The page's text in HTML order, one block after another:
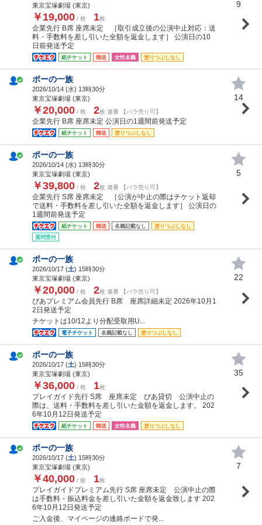
東京宝塚劇場 (東京)
￥19,000 / 枚 1枚
企業先行 B席 座席未定 ［取引成立後の公演中止対応：送
料・手数料を差し引いた全額を返金します］ 公演日の10
日前発送予定
紙チケット 郵送 女性名義 塗りつぶしなし
9
ポーの一族
2026/10/14 (水) 13時30分
東京宝塚劇場 (東京)
￥20,000 / 枚 2枚 連番 【バラ売り可】
企業先行 B席 座席未定 公演日の1週間前発送予定
紙チケット 郵送 塗りつぶしなし
14
ポーの一族
2026/10/14 (水) 13時30分
東京宝塚劇場 (東京)
￥39,800 / 枚 2枚 連番 【バラ売り可】
企業先行 S席 座席未定 ［公演が中止の際はチケット返却
で送料・手数料を差し引いた全額を返金します］ 公演日の
1週間前発送予定
紙チケット 郵送 名義記載なし
塗りつぶしなし
質問受付
5
ポーの一族
2026/10/17 (土) 15時30分
東京宝塚劇場 (東京)
￥20,000 / 枚 2枚 連番 【バラ売り可】
ぴあプレミアム会員先行 B席 座席詳細未定 2026年10月1
2日発送予定
チケットは10/12より分配受取用U...
電子チケット 名義記載なし 塗りつぶしなし
22
ポーの一族
2026/10/17 (土) 15時30分
東京宝塚劇場 (東京)
￥36,000 / 枚 1枚
プレイガイド先行 S席 座席未定 ぴあ貸切 公演中止の
際は、送料・手数料を差し引いた金額を返金します。 202
6年10月12日発送予定
紙チケット 郵送 女性名義 塗りつぶしなし
35
ポーの一族
2026/10/17 (土) 15時30分
東京宝塚劇場 (東京)
￥40,000 / 枚 1枚
プレイガイドプレミアム先行 S席 座席未定 公演中止の際
は手数料・振込料金を差し引いた金額を返金致します 202
6年10月12日発送予定
ご入金後、マイページの連絡ボードで発...
7